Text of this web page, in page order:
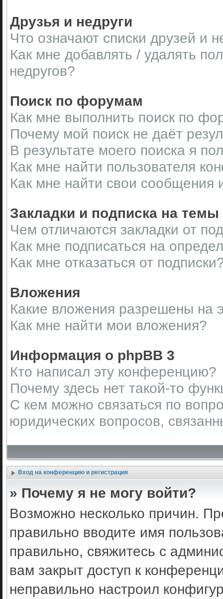
Друзья и недруги
Что означают списки друзей и
Как мне добавлять / удалять
недругов?
Поиск по форумам
Как мне выполнить поиск по
Почему мой поиск не даёт
В результате моего поиска я
Как мне найти пользователя
Как мне найти свои
Закладки и подписка на темы
Чем отличаются закладки от
Как мне подписаться на
Как мне отказаться от
Вложения
Какие вложения разрешены на
Как мне найти мои вложения?
Информация о phpBB 3
Кто написал эту конференцию?
Почему здесь нет такой-то
С кем можно связаться по
юридических вопросов,
Вход на конференцию и регистрация
» Почему я не могу войти?
Возможно несколько причин.
правильно вводите имя
правильно, свяжитесь с
вам закрыт доступ к
неправильно настроил